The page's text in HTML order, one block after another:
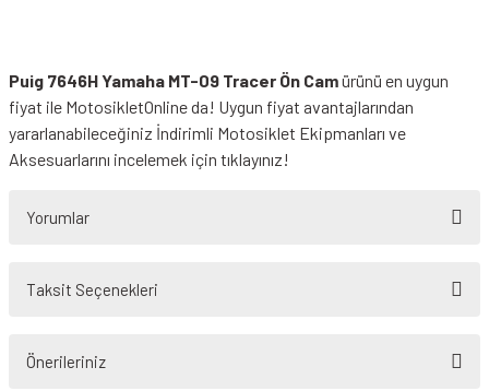
Puig 7646H Yamaha MT-09 Tracer Ön Camürünü en uygun
fiyat ile MotosikletOnline da! Uygun fiyat avantajlarından
yararlanabileceğiniz İndirimli Motosiklet Ekipmanları ve
Aksesuarlarını incelemek için tıklayınız!
Yorumlar
Taksit Seçenekleri
Önerileriniz